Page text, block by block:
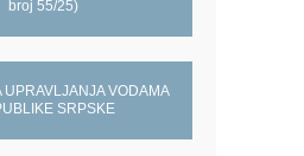
broj 55/25)
UPRAVLJANJA VODAMA
SRPSKE